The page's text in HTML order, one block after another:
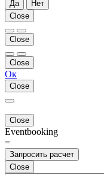
Да
Нет
Close
Close
Close
Ок
Close
Close
Eventbooking
=
Запросить расчет
Close